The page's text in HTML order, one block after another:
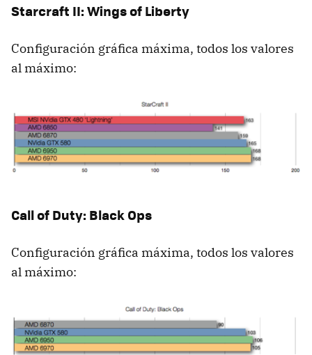
Starcraft II: Wings of Liberty
Configuración gráfica máxima, todos los valores
al máximo:
Call of Duty: Black Ops
Configuración gráfica máxima, todos los valores
al máximo: